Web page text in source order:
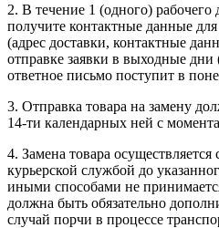
2. В течение 1 (одного)
получите контактные данные
(адрес доставки, контактные
отправке заявки в выходные дни
ответное письмо поступит в
3. Отправка товара на замену
14-ти календарных ней с
4. Замена товара
курьерской службой до
иными способами не
должна быть обязательно
случай порчи в процессе